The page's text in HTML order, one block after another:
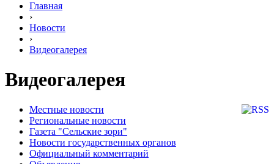
Главная
›
Новости
›
Видеогалерея
Видеогалерея
Местные новости
Региональные новости
Газета "Сельские зори"
Новости государственных органов
Официальный комментарий